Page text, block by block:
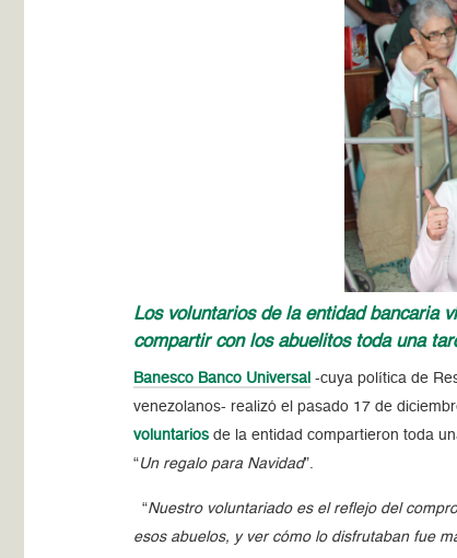
Los voluntarios de la entidad bancaria
compartir con los abuelitos toda una
Banesco Banco Universal -cuya política de
venezolanos- realizó el pasado 17 de
voluntarios de la entidad compartieron toda
“Un regalo para Navidad”.
“Nuestro voluntariado es el reflejo del
esos abuelos, y ver cómo lo disfrutaban fue